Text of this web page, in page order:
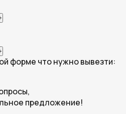
форме что нужно вывезти:
предложение!